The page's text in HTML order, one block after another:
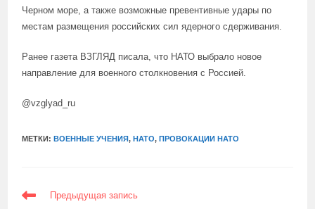
Черном море, а также возможные превентивные удары по
местам размещения российских сил ядерного сдерживания.
Ранее газета ВЗГЛЯД писала, что НАТО выбрало новое
направление для военного столкновения с Россией.
@vzglyad_ru
МЕТКИ:ВОЕННЫЕ УЧЕНИЯ, НАТО, ПРОВОКАЦИИ НАТО
ЕЩЕ
СТАТЬИ
Предыдущая запись